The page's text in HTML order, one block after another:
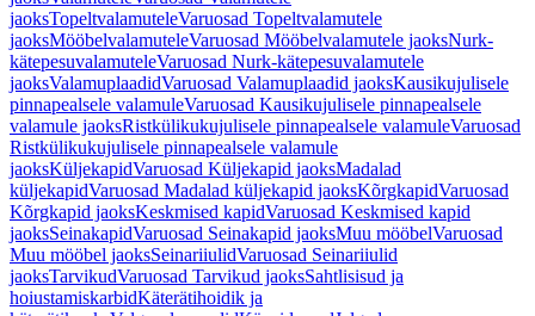
jaoksTopeltvalamuteleVaruosad Topeltvalamutele
jaoksMööbelvalamuteleVaruosad Mööbelvalamutele jaoksNurk-
kätepesuvalamuteleVaruosad Nurk-kätepesuvalamutele
jaoksValamuplaadidVaruosad Valamuplaadid jaoksKausikujulisele
pinnapealsele valamuleVaruosad Kausikujulisele pinnapealsele
valamule jaoksRistkülikukujulisele pinnapealsele valamuleVaruosad
Ristkülikukujulisele pinnapealsele valamule
jaoksKüljekapidVaruosad Küljekapid jaoksMadalad
küljekapidVaruosad Madalad küljekapid jaoksKõrgkapidVaruosad
Kõrgkapid jaoksKeskmised kapidVaruosad Keskmised kapid
jaoksSeinakapidVaruosad Seinakapid jaoksMuu mööbelVaruosad
Muu mööbel jaoksSeinariiulidVaruosad Seinariiulid
jaoksTarvikudVaruosad Tarvikud jaoksSahtlisisud ja
hoiustamiskarbidKäterätihoidik ja